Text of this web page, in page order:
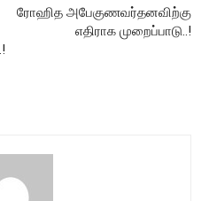
ரோஹித அபேகுணவர்தனவிற்கு
எதிராக முறைப்பாடு..!